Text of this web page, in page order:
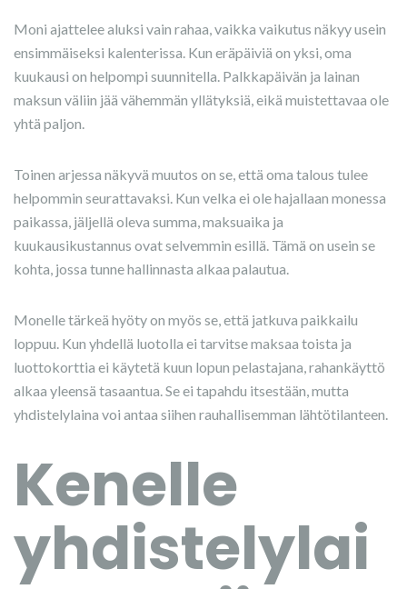
Moni ajattelee aluksi vain rahaa, vaikka vaikutus näkyy usein
ensimmäiseksi kalenterissa. Kun eräpäiviä on yksi, oma
kuukausi on helpompi suunnitella. Palkkapäivän ja lainan
maksun väliin jää vähemmän yllätyksiä, eikä muistettavaa ole
yhtä paljon.
Toinen arjessa näkyvä muutos on se, että oma talous tulee
helpommin seurattavaksi. Kun velka ei ole hajallaan monessa
paikassa, jäljellä oleva summa, maksuaika ja
kuukausikustannus ovat selvemmin esillä. Tämä on usein se
kohta, jossa tunne hallinnasta alkaa palautua.
Monelle tärkeä hyöty on myös se, että jatkuva paikkailu
loppuu. Kun yhdellä luotolla ei tarvitse maksaa toista ja
luottokorttia ei käytetä kuun lopun pelastajana, rahankäyttö
alkaa yleensä tasaantua. Se ei tapahdu itsestään, mutta
yhdistelylaina voi antaa siihen rauhallisemman lähtötilanteen.
Kenelle
yhdistelylai